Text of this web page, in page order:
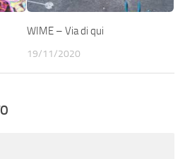
WIME – Via di qui
19/11/2020